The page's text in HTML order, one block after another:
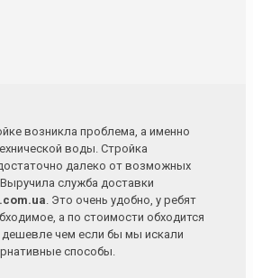
возникла проблема, а именно
воды. Стройка
далеко от возможных
служба доставки
. Это очень удобно, у ребят
а по стоимости обходится
дешевле чем если бы мы искали
способы.